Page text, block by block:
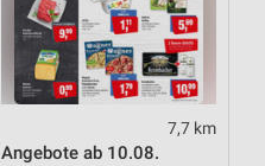
7,7 km
Angebote ab 10.08.